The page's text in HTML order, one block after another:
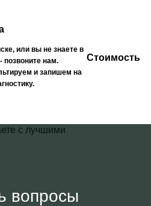
или вы не знаете в
позвоните нам.
и запишем на
Стоимость
вопросы